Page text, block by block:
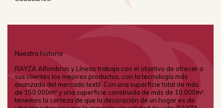
Nuestra historia
RAYZA Alfombras y Líneas trabaja con el objetivo de ofrecer a
sus clientes los mejores productos, con la tecnología más
avanzada del mercado textil. Con una superficie total de más
de 150.000m² y una superficie construida de más de 10.000m²,
tenemos la certeza de que la decoración de un hogar es de